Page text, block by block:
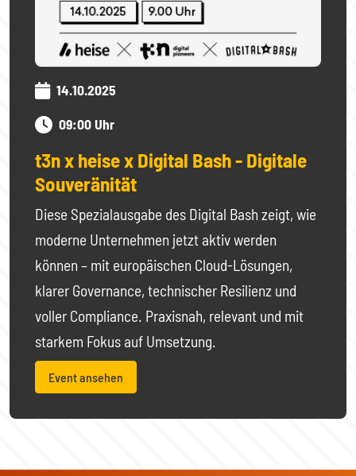
14.10.2025
09:00 Uhr
t3n x heise x Digital Bash - Digitale
Souveränität
Diese Spezialausgabe des Digital Bash zeigt, wie
moderne Unternehmen jetzt aktiv werden
können – mit europäischen Cloud-Lösungen,
klarer Governance, technischer Resilienz und
voller Compliance. Praxisnah, relevant und mit
starkem Fokus auf Umsetzung.
Event ansehen